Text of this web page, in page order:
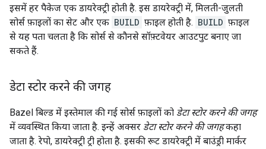
इसमें हर पैकेज एक डायरेक्ट्री होती है. इस डायरेक्ट्री में, मिलती-जुलती
सोर्स फ़ाइलों का सेट और एक BUILD फ़ाइल होती है. BUILD फ़ाइल
से यह पता चलता है कि सोर्स से कौनसे सॉफ़्टवेयर आउटपुट बनाए जा
सकते हैं.
डेटा स्टोर करने की जगह
Bazel बिल्ड में इस्तेमाल की गई सोर्स फ़ाइलों को डेटा स्टोर करने की जगह
में व्यवस्थित किया जाता है. इन्हें अक्सर डेटा स्टोर करने की जगहकहा
जाता है. रेपो, डायरेक्ट्री ट्री होता है. इसकी रूट डायरेक्ट्री में बाउंड्री मार्कर